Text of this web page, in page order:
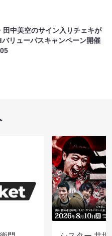
田中美空のサイン入りチェキが
リューパスキャンペーン開催